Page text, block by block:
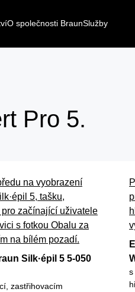
O společnosti BraunSlužby
Pro 5.
na vyobrazení
5, tašku,
pro začínající uživatele
s fotkou Obalu za
na bílém pozadí.
Silk·épil 5 5-050
zastřihovacím
s